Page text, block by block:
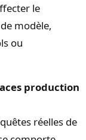
le
modèle,
ou
production
réelles de